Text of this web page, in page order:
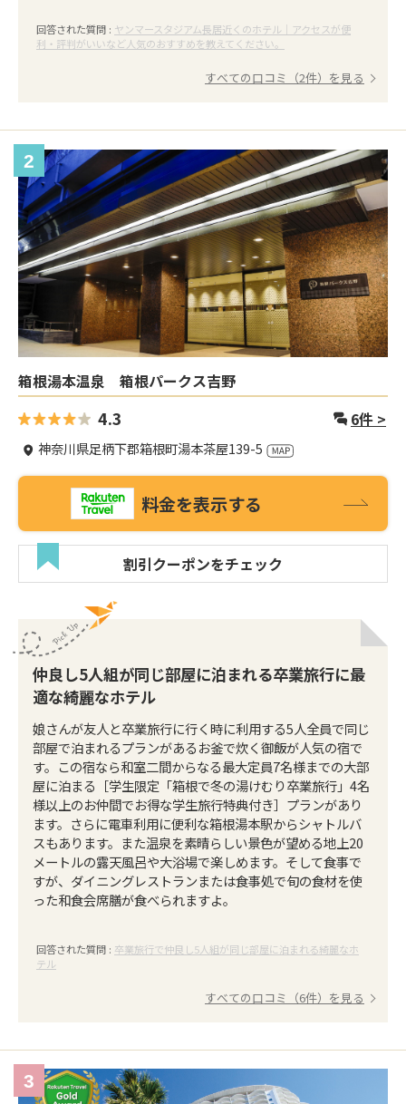
回答された質問 : ヤンマースタジアム長居近くのホテル｜アクセスが便
利・評判がいいなど人気のおすすめを教えてください。
すべての口コミ（2件）を見る
2
箱根湯本温泉 箱根パークス吉野
4.3 6件 >
神奈川県足柄下郡箱根町湯本茶屋139-5
料金を表示する
割引クーポンをチェック
仲良し5人組が同じ部屋に泊まれる卒業旅行に最
適な綺麗なホテル
娘さんが友人と卒業旅行に行く時に利用する5人全員で同じ
部屋で泊まれるプランがあるお釜で炊く御飯が人気の宿で
す。この宿なら和室二間からなる最大定員7名様までの大部
屋に泊まる［学生限定「箱根で冬の湯けむり卒業旅行」4名
様以上のお仲間でお得な学生旅行特典付き］プランがあり
ます。さらに電車利用に便利な箱根湯本駅からシャトルバ
スもあります。また温泉を素晴らしい景色が望める地上20
メートルの露天風呂や大浴場で楽しめます。そして食事で
すが、ダイニングレストランまたは食事処で旬の食材を使
った和食会席膳が食べられますよ。
回答された質問 : 卒業旅行で仲良し5人組が同じ部屋に泊まれる綺麗なホ
テル
すべての口コミ（6件）を見る
3